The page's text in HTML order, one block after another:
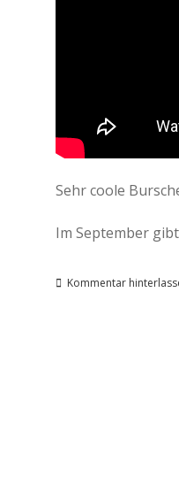
Sehr coole
Im September
Kommentar